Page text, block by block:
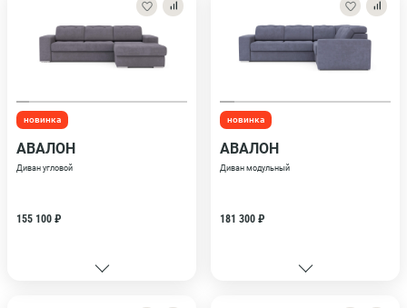
новинка
АВАЛОН
Диван угловой
155 100 ₽
новинка
АВАЛОН
Диван модульный
181 300 ₽